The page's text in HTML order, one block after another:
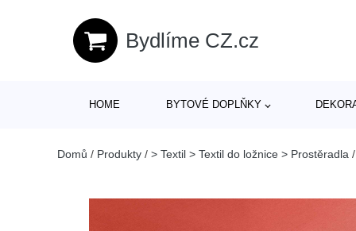
Bydlíme CZ.cz
HOME BYTOVÉ DOPLŇKY
Domů / Produkty / > Textil > Textil do ložnice > Prostěradla